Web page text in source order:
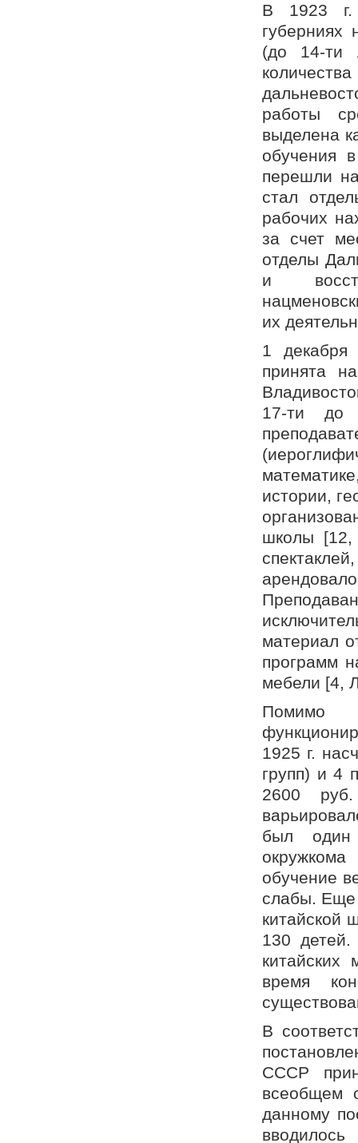
В 1923 г.
губерниях
(до 14-ти
работы
выделена
обучения
перешли
стал
рабочих
за счет
отделы
и
их
1
принята
17-ти до
истории,
школы [12,
материал
программ
мебели [4,
Помимо
1925 г.
групп) и 4
2600
был один
обучение
слабы. Еще
китайской
130
китайских
время
В
СССР
всеобщем
данному